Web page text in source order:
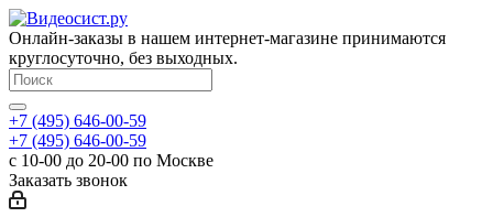
Онлайн-заказы в нашем интернет-магазине принимаются
круглосуточно, без выходных.
+7 (495) 646-00-59
+7 (495) 646-00-59
с 10-00 до 20-00 по Москве
Заказать звонок